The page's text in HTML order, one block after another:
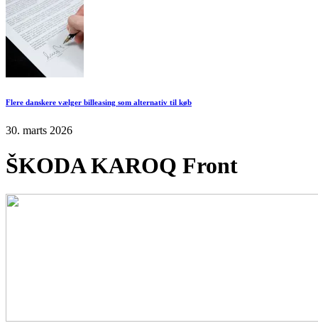
Flere danskere vælger billeasing som alternativ til køb
30. marts 2026
ŠKODA KAROQ Front